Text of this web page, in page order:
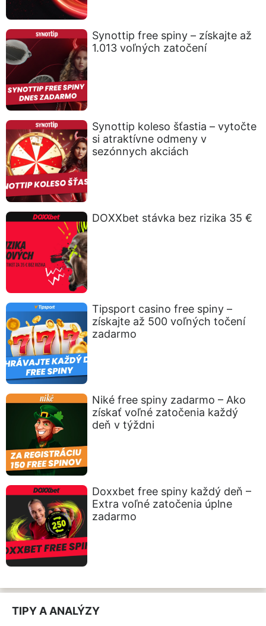
Synottip free spiny – získajte až
1.013 voľných zatočení
Synottip koleso šťastia – vytočte
si atraktívne odmeny v
sezónnych akciách
DOXXbet stávka bez rizika 35 €
Tipsport casino free spiny –
získajte až 500 voľných točení
zadarmo
Niké free spiny zadarmo – Ako
získať voľné zatočenia každý
deň v týždni
Doxxbet free spiny každý deň –
Extra voľné zatočenia úplne
zadarmo
TIPY A ANALÝZY